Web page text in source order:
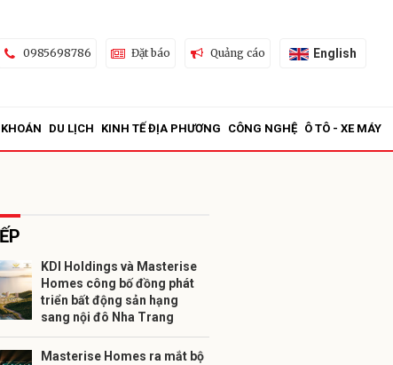
0985698786 Đặt báo Quảng cáo English
DU LỊCH KINH TẾ ĐỊA PHƯƠNG CÔNG NGHỆ Ô TÔ - XE MÁY
KDI Holdings và Masterise
Homes công bố đồng phát
triển bất động sản hạng
sang nội đô Nha Trang
Masterise Homes ra mắt bộ